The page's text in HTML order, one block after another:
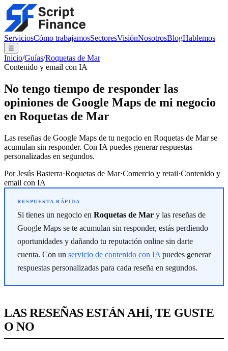
ServiciosCómo trabajamosSectoresVisiónNosotrosBlogHablemos
☰
Inicio/Guías/Roquetas de Mar
Contenido y email con IA
No tengo tiempo de responder las
opiniones de Google Maps de mi negocio
en Roquetas de Mar
Las reseñas de Google Maps de tu negocio en Roquetas de Mar se
acumulan sin responder. Con IA puedes generar respuestas
personalizadas en segundos.
PorJesús Basterra·Roquetas de Mar·Comercio y retail·Contenido y
email con IA
Si tienes un negocio en Roquetas de Mar y las reseñas de
Google Maps se te acumulan sin responder, estás perdiendo
oportunidades y dañando tu reputación online sin darte
cuenta. Con un servicio de contenido con IA puedes generar
respuestas personalizadas para cada reseña en segundos.
LAS RESEÑAS ESTÁN AHÍ, TE GUSTE
O NO